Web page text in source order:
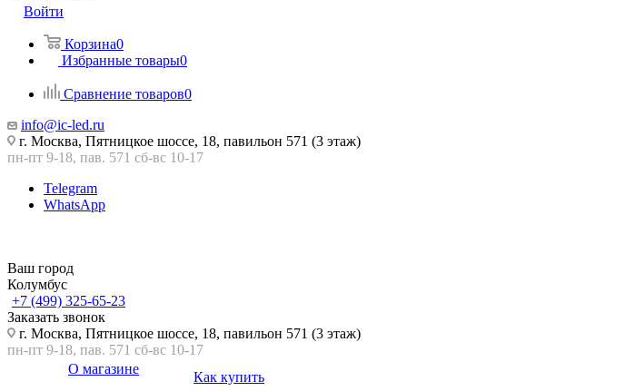
Войти
Корзина0
Избранные товары0
Сравнение товаров0
info@ic-led.ru
г. Москва, Пятницкое шоссе, 18, павильон 571 (3 этаж)
пн-пт 9-18, пав. 571 сб-вс 10-17
Telegram
WhatsApp
Ваш город
Колумбус
+7 (499) 325-65-23
Заказать звонок
г. Москва, Пятницкое шоссе, 18, павильон 571 (3 этаж)
пн-пт 9-18, пав. 571 сб-вс 10-17
О магазине
Как купить